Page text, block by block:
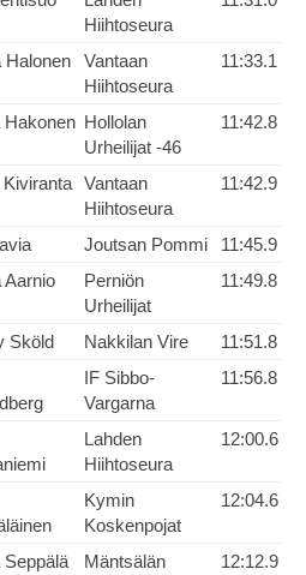
Hiihtoseura
Halonen
Vantaan
Hiihtoseura
11:33.1
Hakonen Hollolan
Urheilijat -46
11:42.8
Kiviranta Vantaan
Hiihtoseura
11:42.9
Joutsan Pommi
11:45.9
Aarnio
Perniön
Urheilijat
11:49.8
Sköld Nakkilan Vire
11:51.8
IF Sibbo-
Vargarna
11:56.8
Lahden
Hiihtoseura
12:00.6
Kymin
Koskenpojat
12:04.6
Seppälä
Mäntsälän
12:12.9